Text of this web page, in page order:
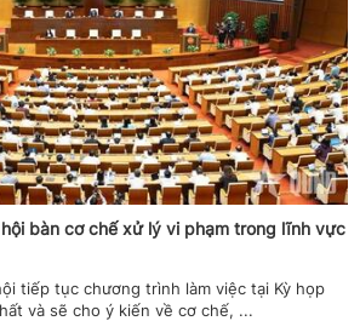
bàn cơ chế xử lý vi phạm trong lĩnh vực
tiếp tục chương trình làm việc tại Kỳ họp
và sẽ cho ý kiến về cơ chế, ...